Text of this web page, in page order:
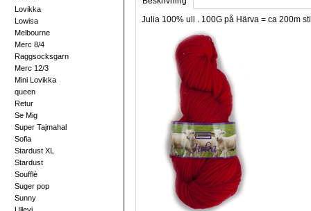
Lovikka
Lowisa
Melbourne
Merc 8/4
Raggsocksgarn
Merc 12/3
Mini Lovikka
queen
Retur
Se Mig
Super Tajmahal
Sofia
Stardust XL
Stardust
Soufflè
Suger pop
Sunny
Julia 100% ull . 100G på Härva = ca 200m